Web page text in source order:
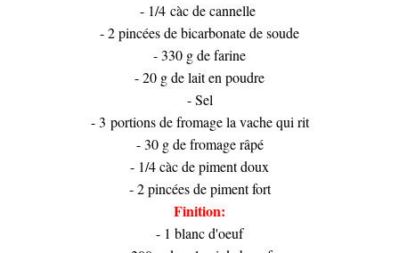
- 1/4 càc de cannelle
- 2 pincées de bicarbonate de soude
- 330 g de farine
- 20 g de lait en poudre
- Sel
- 3 portions de fromage la vache qui rit
- 30 g de fromage râpé
- 1/4 càc de piment doux
- 2 pincées de piment fort
Finition:
- 1 blanc d'oeuf